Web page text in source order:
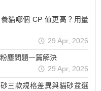
貓哪個 CP 值更高？用量
29 Apr, 2026
塵問題一篇解決
29 Apr, 2026
三款規格差異與貓砂盆選